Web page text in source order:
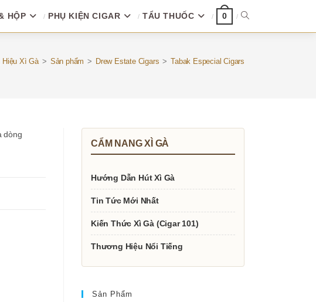
HỘP PHỤ KIỆN CIGAR TẨU THUỐC 0 TOGGLE
Xì Gà > Sản phẩm > Drew Estate Cigars > Tabak Especial Cigars
dòng
CẨM NANG XÌ GÀ
Hướng Dẫn Hút Xì Gà
Tin Tức Mới Nhất
Kiến Thức Xì Gà (Cigar 101)
Thương Hiệu Nổi Tiếng
Sản Phẩm